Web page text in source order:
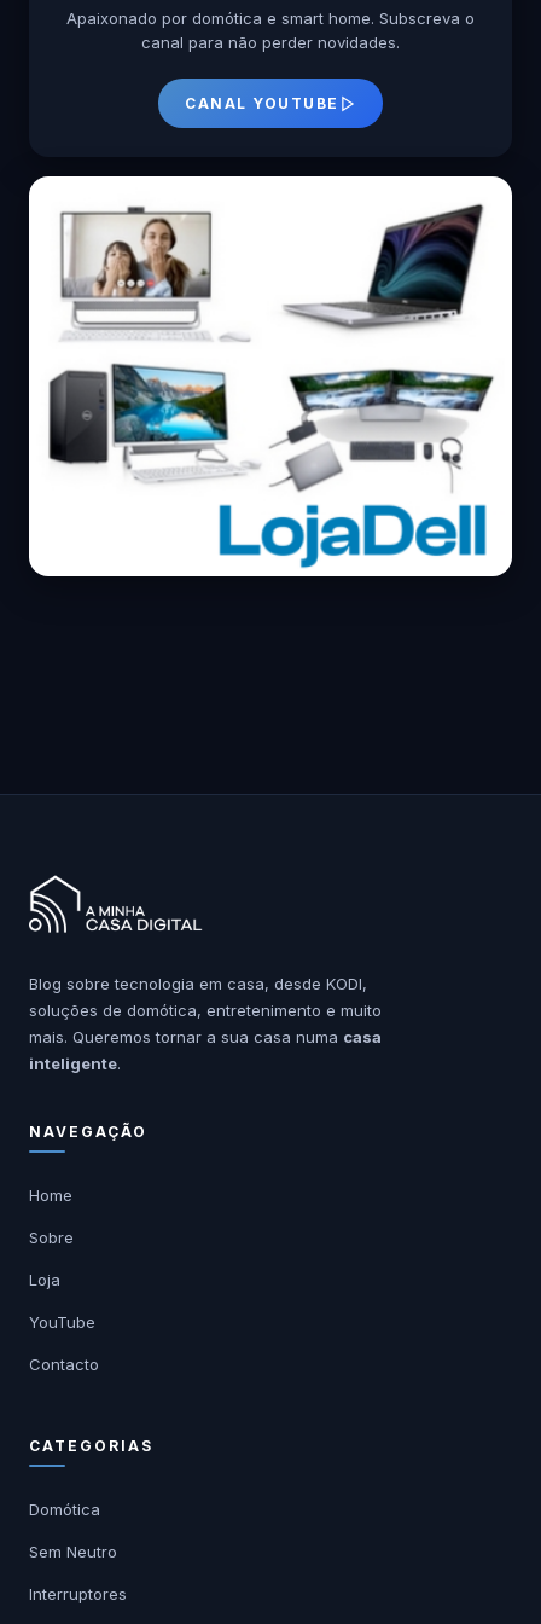
Apaixonado por domótica e smart home. Subscreva o
canal para não perder novidades.
CANAL YOUTUBE
Blog sobre tecnologia em casa, desde KODI,
soluções de domótica, entretenimento e muito
mais. Queremos tornar a sua casa numa casa
inteligente.
NAVEGAÇÃO
Home
Sobre
Loja
YouTube
Contacto
CATEGORIAS
Domótica
Sem Neutro
Interruptores